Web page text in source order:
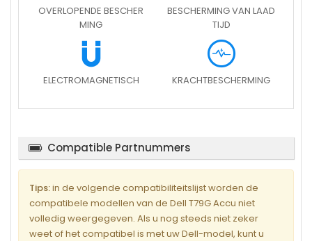
OVERLOPENDE BESCHER
MING
BESCHERMING VAN LAAD
TIJD
ELECTROMAGNETISCH KRACHTBESCHERMING
Compatible Partnummers
Tips:in de volgende compatibiliteitslijst worden de
compatibele modellen van de Dell T79G Accu niet
volledig weergegeven. Als u nog steeds niet zeker
weet of het compatibel is met uw Dell-model, kunt u